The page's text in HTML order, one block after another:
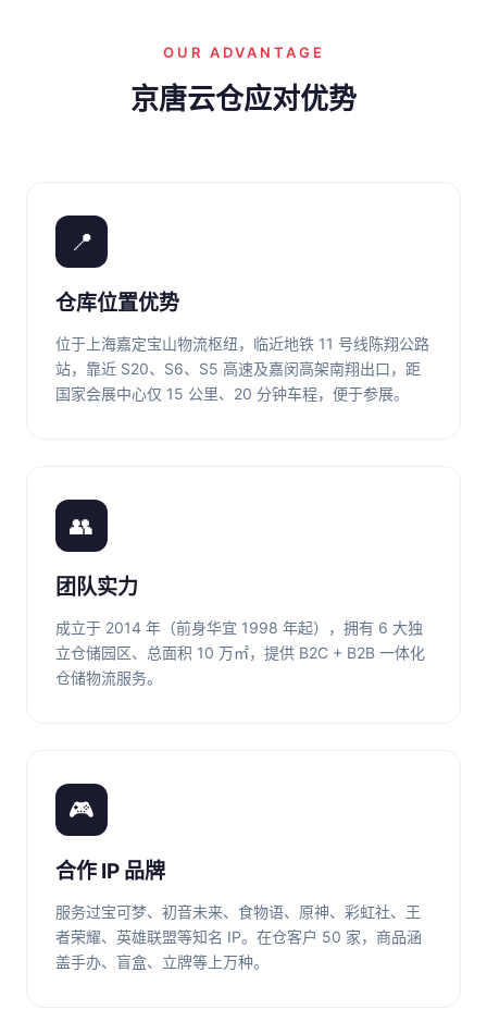
OUR ADVANTAGE
京唐云仓应对优势
📍
仓库位置优势
位于上海嘉定宝山物流枢纽，临近地铁 11 号线陈翔公路
站，靠近 S20、S6、S5 高速及嘉闵高架南翔出口，距
国家会展中心仅 15 公里、20 分钟车程，便于参展。
👥
团队实力
成立于 2014 年（前身华宜 1998 年起），拥有 6 大独
立仓储园区、总面积 10 万㎡，提供 B2C + B2B 一体化
仓储物流服务。
🎮
合作 IP 品牌
服务过宝可梦、初音未来、食物语、原神、彩虹社、王
者荣耀、英雄联盟等知名 IP。在仓客户 50 家，商品涵
盖手办、盲盒、立牌等上万种。